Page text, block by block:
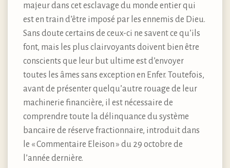
majeur dans cet esclavage du monde entier qui
est en train d’être imposé par les ennemis de Dieu.
Sans doute certains de ceux-ci ne savent ce qu’ils
font, mais les plus clairvoyants doivent bien être
conscients que leur but ultime est d’envoyer
toutes les âmes sans exception en Enfer. Toutefois,
avant de présenter quelqu’autre rouage de leur
machinerie financière, il est nécessaire de
comprendre toute la délinquance du système
bancaire de réserve fractionnaire, introduit dans
le « Commentaire Eleison » du 29 octobre de
l’année dernière.